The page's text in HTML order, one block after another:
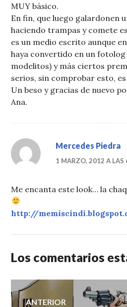
MUY básico.
En fin, que luego galardonen
haciendo trampas y comete
es un medio escrito aunque
haya convertido en un
modelitos) y más ciertos
serios, sin comprobar esto,
Un beso y gracias de nuevo
Ana.
Mercedes Piedra
1 MARZO, 2012 A LAS
Me encanta este look… la
http://
Los comentarios
Navegación
ANTERIOR